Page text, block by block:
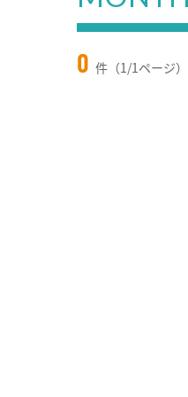
0 件（1/1ページ）